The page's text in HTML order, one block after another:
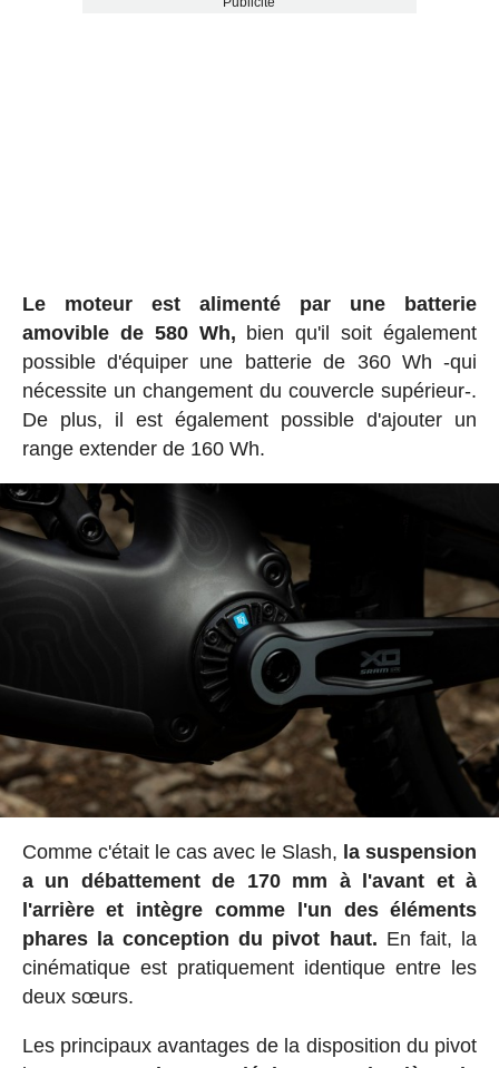
Le moteur est alimenté par une batterie
amovible de 580 Wh, bien qu'il soit également
possible d'équiper une batterie de 360 Wh -qui
nécessite un changement du couvercle supérieur-.
De plus, il est également possible d'ajouter un
range extender de 160 Wh.
Comme c'était le cas avec le Slash, la suspension
a un débattement de 170 mm à l'avant et à
l'arrière et intègre comme l'un des éléments
phares la conception du pivot haut. En fait, la
cinématique est pratiquement identique entre les
deux sœurs.
Les principaux avantages de la disposition du pivot